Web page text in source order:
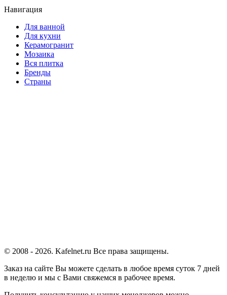
Навигация
Для ванной
Для кухни
Керамогранит
Мозаика
Вся плитка
Бренды
Страны
© 2008 - 2026. Kafelnet.ru Все права защищены.
Заказ на сайте Вы можете сделать в любое время суток 7 дней
в неделю и мы с Вами свяжемся в рабочее время.